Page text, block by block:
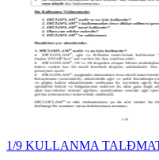
1/9 KULLANMA